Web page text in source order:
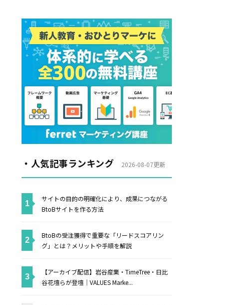
・人気記事ランキング 2026-08-07更新
サイトの目的の明確化により、成果につながる
BtoBサイトを作る方法
BtoBの受注獲得で重要な「リードスコアリン
グ」とは？メリットや手順を解説
【アーカイブ配信】岩谷産業・TimeTree・日比
谷花壇らが登壇｜VALUES Marke...